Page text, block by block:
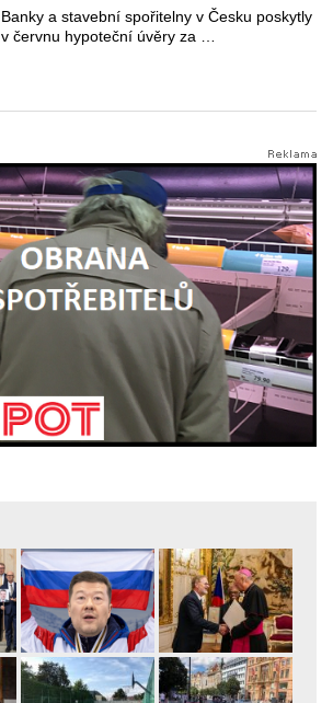
Banky a stavební spořitelny v Česku poskytly
v červnu hypoteční úvěry za …